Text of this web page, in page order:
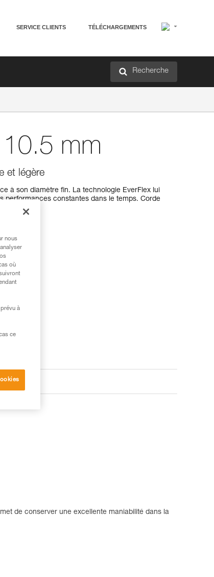
SERVICE CLIENTS TÉLÉCHARGEMENTS
Recherche
10.5 mm
et légère
à son diamètre fin. La technologie EverFlex lui
performances constantes dans le temps. Corde
de conserver une excellente maniabilité dans la
nous
où
à
ce